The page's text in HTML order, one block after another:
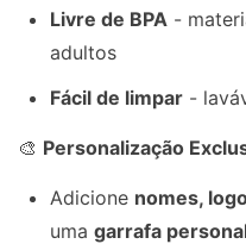
Livre de BPA -
adultos
Fácil de limpar -
🎨 Personalização
Adicione nomes,
umagarrafa